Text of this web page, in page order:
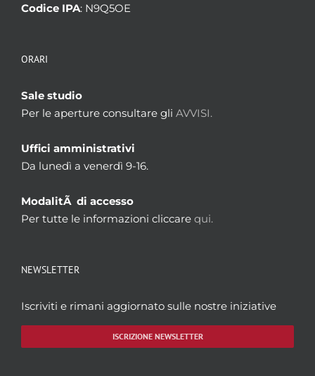
Codice IPA: N9Q5OE
ORARI
Sale studio
Per le aperture consultare gli AVVISI.
Uffici amministrativi
Da lunedì a venerdì 9-16.
ModalitÃ di accesso
Per tutte le informazioni cliccare qui.
NEWSLETTER
Iscriviti e rimani aggiornato sulle nostre iniziative
ISCRIZIONE NEWSLETTER